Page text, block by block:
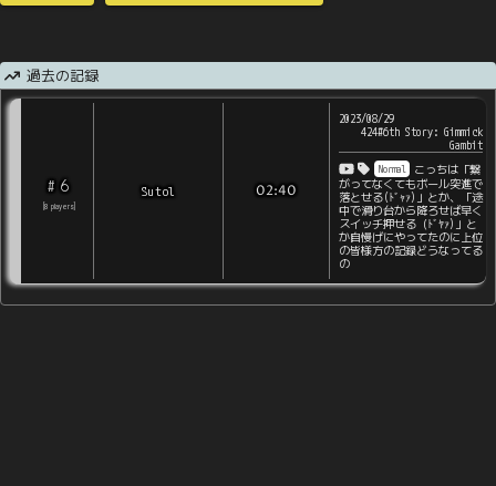
過去の記録
# 6
8 players
Sutol 02:40
2023/08/29
424#6th Story: Gimmick
Gambit
Normal
こっちは「繋
がってなくてもボール突進で
落とせる(ﾄﾞｬｧ)」とか、「途
中で滑り台から降ろせば早く
スイッチ押せる（ﾄﾞﾔｧ)」と
か自慢げにやってたのに上位
の皆様方の記録どうなってる
の